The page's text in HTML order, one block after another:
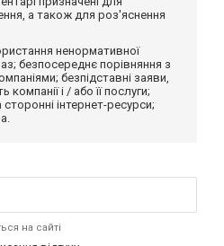
а також для роз'яснення
ненормативної
безпосереднє порівняння з
безпідставні заяви,
і / або її послуги;
інтернет-ресурси;
на сайті